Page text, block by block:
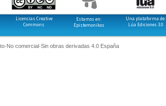
Licencias Creative
Commons
Estamos en:
Epistemonikos
Una plataforma de:
Lúa Ediciones 3.0
No comercial-Sin obras derivadas 4.0 España